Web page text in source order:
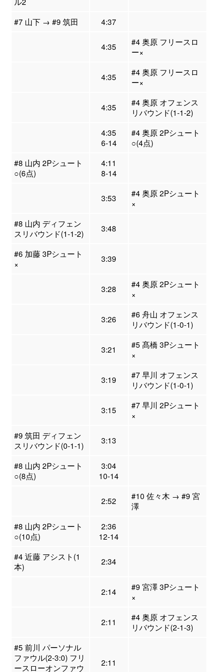
#7 山下 → #9 筑田 4:37
4:35
#4 奥原 フリースロ
ー×
4:35
#4 奥原 フリースロ
ー×
4:35
#4 奥原 オフェンス
リバウンド(1-1-2)
4:35
6-14
#4 奥原 2Pシュート
○(4点)
#8 山内 2Pシュート
○(6点)
4:11
8-14
3:53
#4 奥原 2Pシュート
×
#8 山内 ディフェン
スリバウンド(1-1-2)
3:48
#6 加藤 3Pシュート
×
3:39
3:28
#4 奥原 2Pシュート
×
3:26
#6 舟山 オフェンス
リバウンド(1-0-1)
3:21
#5 髙橋 3Pシュート
×
3:19
#7 早川 オフェンス
リバウンド(1-0-1)
3:15
#7 早川 2Pシュート
×
#9 筑田 ディフェン
スリバウンド(0-1-1)
3:13
#8 山内 2Pシュート
○(8点)
3:04
10-14
2:52
#10 佐々木 → #9 宮
澤
#8 山内 2Pシュート
○(10点)
2:36
12-14
#4 近藤 アシスト(1
本)
2:34
2:14
#9 宮澤 3Pシュート
×
2:11
#4 奥原 オフェンス
リバウンド(2-1-3)
#5 前川 パーソナル
ファウル(2-3:0) フリ
ースローオンファウ
2:11